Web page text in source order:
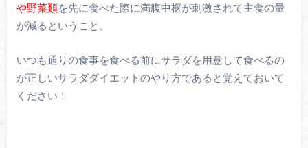
や野菜類を先に食べた際に満腹中枢が刺激されて主食の量
が減るということ。
いつも通りの食事を食べる前にサラダを用意して食べるの
が正しいサラダダイエットのやり方であると覚えておいて
ください！